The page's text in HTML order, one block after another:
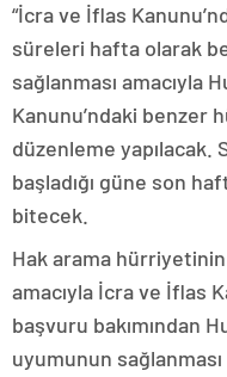
“İcra ve İflas
süreleri hafta olarak
sağlanması amacıyla
Kanunu’ndaki benzer
düzenleme
başladığı güne son
bitecek.
Hak arama hürriyetinin
amacıyla İcra ve İflas
başvuru bakımından
uyumunun